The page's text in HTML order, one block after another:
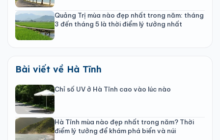
Quảng Trị mùa nào đẹp nhất trong năm: tháng
3 đến tháng 5 là thời điểm lý tưởng nhất
Bài viết về Hà Tĩnh
Chỉ số UV ở Hà Tĩnh cao vào lúc nào
Hà Tĩnh mùa nào đẹp nhất trong năm? Thời
điểm lý tưởng để khám phá biển và núi